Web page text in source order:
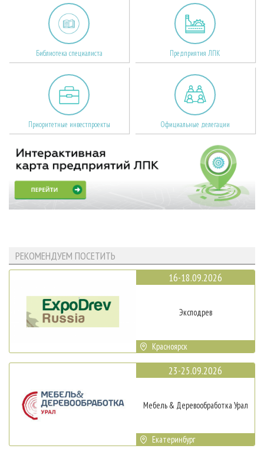
Библиотека специалиста Предприятия ЛПК
Приоритетные инвестпроекты Официальные делегации
РЕКОМЕНДУЕМ ПОСЕТИТЬ
16-18.09.2026
Эксподрев
Красноярск
23-25.09.2026
Мебель & Деревообработка Урал
Екатеринбург